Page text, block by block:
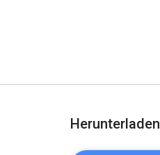
Herunterladen